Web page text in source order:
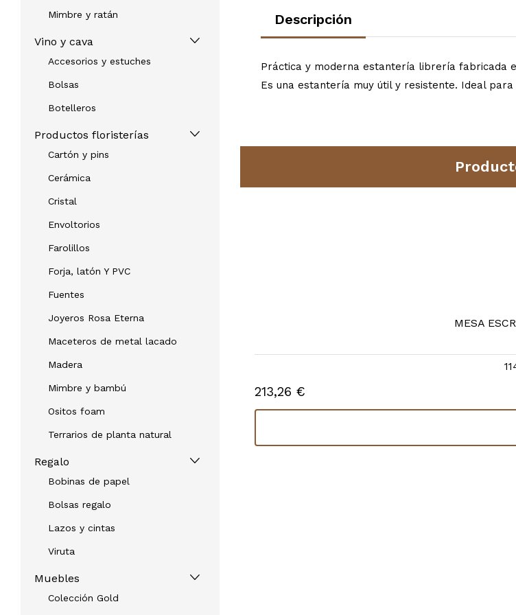
Mimbre y ratán
Vino y cava
Accesorios y estuches
Bolsas
Botelleros
Productos floristerías
Cartón y pins
Cerámica
Cristal
Envoltorios
Farolillos
Forja, latón Y PVC
Fuentes
Joyeros Rosa Eterna
Maceteros de metal lacado
Madera
Mimbre y bambú
Ositos foam
Terrarios de planta natural
Regalo
Bobinas de papel
Bolsas regalo
Lazos y cintas
Viruta
Muebles
Colección Gold
Descripción
Práctica y moderna estantería librería fabricada
Es una estantería muy útil y resistente. Ideal para
MESA
213,26 €